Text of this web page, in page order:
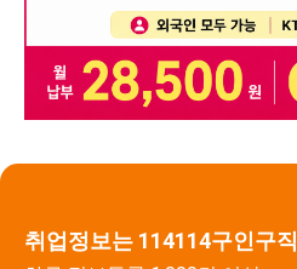
취업정보는 114114구인구직